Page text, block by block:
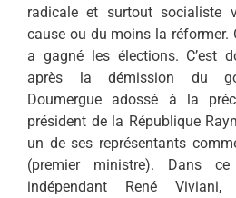
radicale et surtout socialiste
cause ou du moins la réformer.
a gagné les élections. C’est
après la démission du
Doumergue adossé à la
président de la République
un de ses représentants
(premier ministre). Dans
indépendant René